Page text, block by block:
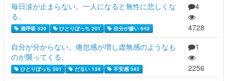
毎日涙が止まらない。一人になると無性に悲しくな
る。
過呼吸 520 ひとりぼっち 201 自分が嫌い 642
4
4728
自分が分からない。倦怠感が増し虚無感のようなも
のが襲ってくる。
ひとりぼっち 201 だるい 134 不安感 342
1
2256